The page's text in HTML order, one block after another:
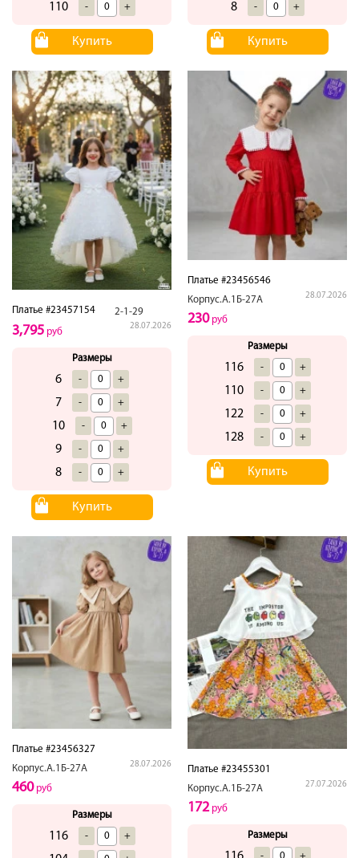
110 - +
Купить
8 - +
Купить
Платье #23457154 2-1-29
28.07.2026
3,795 руб
Размеры
6 - +
7 - +
10 - +
9 - +
8 - +
Купить
Платье #23456546
Корпус.А.1Б-27А
28.07.2026
230руб
Размеры
116 - +
110 - +
122 - +
128 - +
Купить
Платье #23456327
Корпус.А.1Б-27А
28.07.2026
460руб
Размеры
116 - +
Платье #23455301
Корпус.А.1Б-27А
27.07.2026
172руб
Размеры